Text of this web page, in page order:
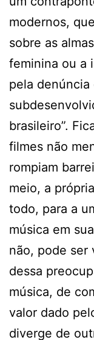
modernos,
sobre as
feminina ou a
pela denúncia
brasileiro”.
filmes não
rompiam
meio, a
todo, para a
música em
não, pode ser
dessa
música, de
valor dado
diverge de